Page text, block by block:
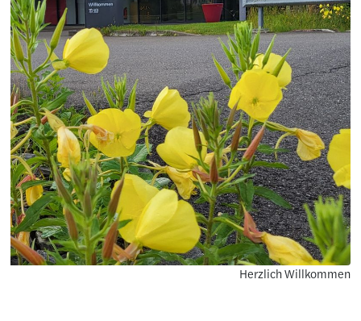
Herzlich Willkommen